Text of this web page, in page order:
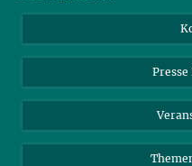
Meldestelle Fehlverhalten
YouTube